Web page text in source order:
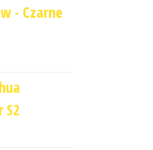
- Czarne
S2